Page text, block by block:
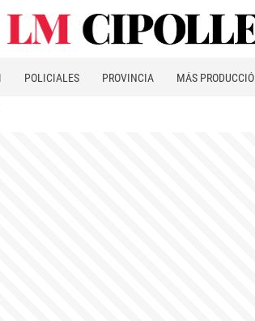
POLICIALES PROVINCIA MÁS